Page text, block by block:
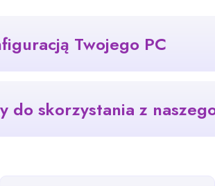
Twojego PC
do skorzystania z